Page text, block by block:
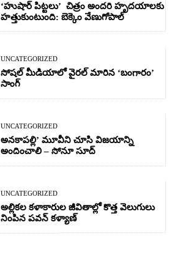
‘హుషార్‌ పిట్టలు’ చిత్రం అందరి హృదయాలకు
హత్తుకుంటుంది: బెక్కెం వేణుగోపాల్‌
UNCATEGORIZED
సోషల్ మీడియాలో వైరల్ మారిన ‘బంగారం’
సాంగ్
UNCATEGORIZED
అనకాపల్లి’ మూవీని చూసి విజయాన్ని
అందించాలి – సోనూ సూద్
UNCATEGORIZED
అల్లికల కళాకారుల జీవితాల్లో కొత్త వెలుగులు
నింపిన పవన్ కళ్యాణ్